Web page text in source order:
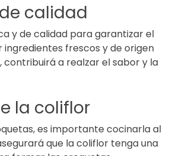
calidad
y de calidad para garantizar el
ingredientes frescos y de origen
a realzar el sabor y la
la coliflor
es importante cocinarla al
que la coliflor tenga una